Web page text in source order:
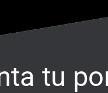
tu